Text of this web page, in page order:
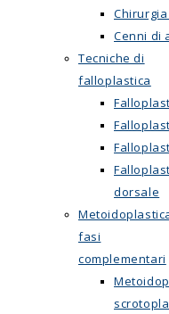
Cenni di
Tecniche di
falloplastica
dorsale
fasi
complementari